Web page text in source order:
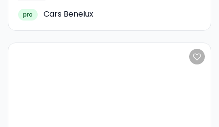
pro Cars Benelux